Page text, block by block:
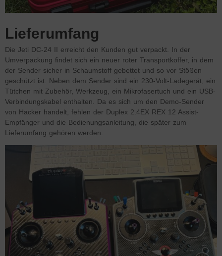
Lieferumfang
Die Jeti DC-24 II erreicht den Kunden gut verpackt. In der
Umverpackung findet sich ein neuer roter Transportkoffer, in dem
der Sender sicher in Schaumstoff gebettet und so vor Stößen
geschützt ist. Neben dem Sender sind ein 230-Volt-Ladegerät, ein
Tütchen mit Zubehör, Werkzeug, ein Mikrofasertuch und ein USB-
Verbindungskabel enthalten. Da es sich um den Demo-Sender
von Hacker handelt, fehlen der Duplex 2.4EX REX 12 Assist-
Empfänger und die Bedienungsanleitung, die später zum
Lieferumfang gehören werden.